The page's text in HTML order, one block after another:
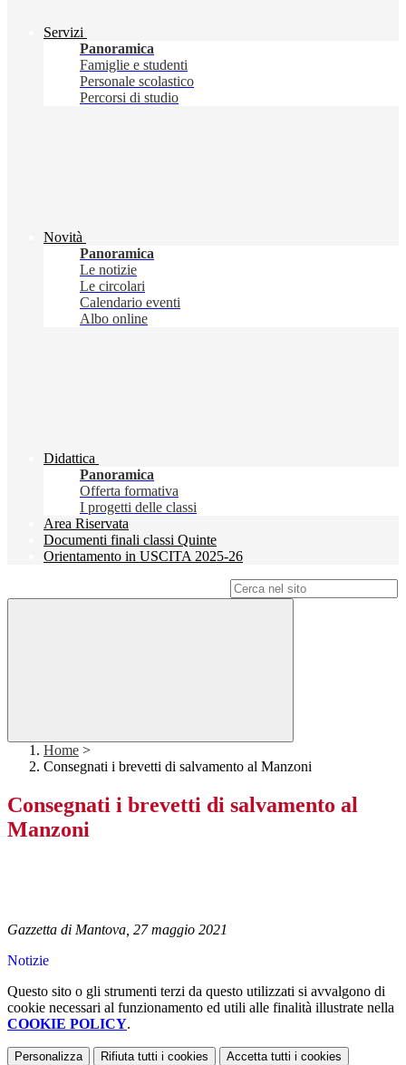
Servizi
Panoramica
Famiglie e studenti
Personale scolastico
Percorsi di studio
Novità
Panoramica
Le notizie
Le circolari
Calendario eventi
Albo online
Didattica
Panoramica
Offerta formativa
I progetti delle classi
Area Riservata
Documenti finali classi Quinte
Orientamento in USCITA 2025-26
Home >
Consegnati i brevetti di salvamento al Manzoni
Consegnati i brevetti di salvamento al
Manzoni
Gazzetta di Mantova, 27 maggio 2021
Notizie
Questo sito o gli strumenti terzi da questo utilizzati si avvalgono di
cookie necessari al funzionamento ed utili alle finalità illustrate nella
COOKIE POLICY.
Personalizza Rifiuta tutti i cookies Accetta tutti i cookies